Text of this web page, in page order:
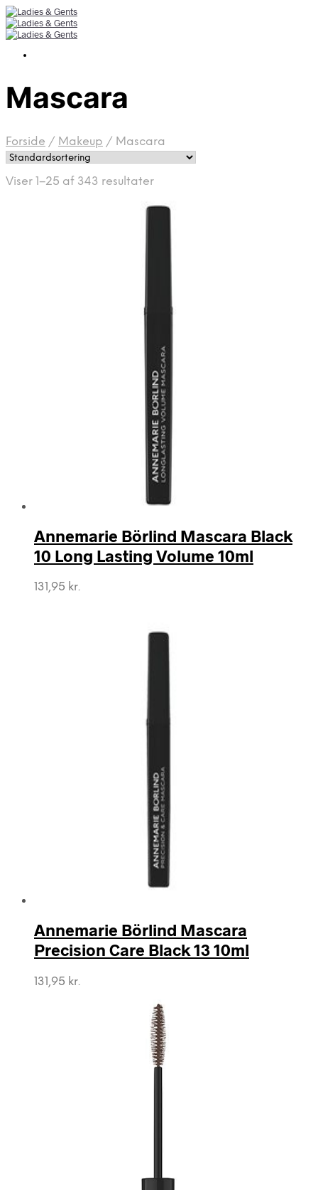
Mascara
Forside / Makeup / Mascara
Viser 1–25 af 343 resultater
Annemarie Börlind Mascara Black
10 Long Lasting Volume 10ml
131,95 kr.
Annemarie Börlind Mascara
Precision Care Black 13 10ml
131,95 kr.